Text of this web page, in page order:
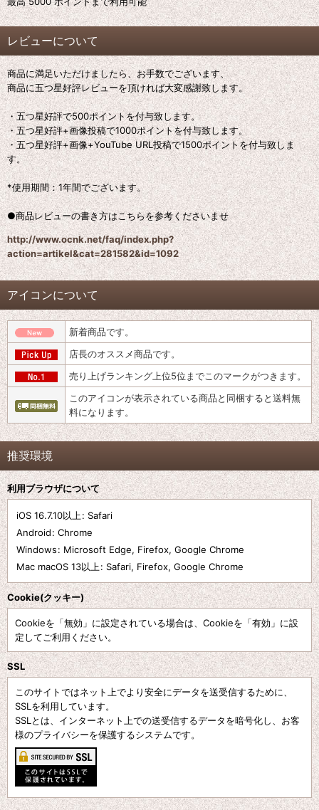
レビューについて
商品に満足いただけましたら、お手数でございます、
商品に五つ星好評レビューを頂ければ大変感謝致します。
・五つ星好評で500ポイントを付与致します。
・五つ星好評+画像投稿で1000ポイントを付与致します。
・五つ星好評+画像+YouTube URL投稿で1500ポイントを付与致しま
す。
*使用期間：1年間でございます。
●商品レビューの書き方はこちらを参考くださいませ
http://www.ocnk.net/faq/index.php?
action=artikel&cat=281582&id=1092
アイコンについて
新着商品です。
店長のオススメ商品です。
売り上げランキング上位5位までこのマークがつきます。
このアイコンが表示されている商品と同梱すると送料無
料になります。
推奨環境
利用ブラウザについて
iOS 16.7.10以上: Safari
Android: Chrome
Windows: Microsoft Edge, Firefox, Google Chrome
Mac macOS 13以上: Safari, Firefox, Google Chrome
Cookie(クッキー)
Cookieを「無効」に設定されている場合は、Cookieを「有効」に設
定してご利用ください。
SSL
このサイトではネット上でより安全にデータを送受信するために、
SSLを利用しています。
SSLとは、インターネット上での送受信するデータを暗号化し、お客
様のプライバシーを保護するシステムです。